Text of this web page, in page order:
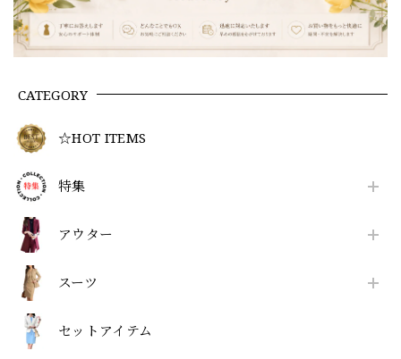
CATEGORY
☆HOT ITEMS
特集
アウター
スーツ
セットアイテム